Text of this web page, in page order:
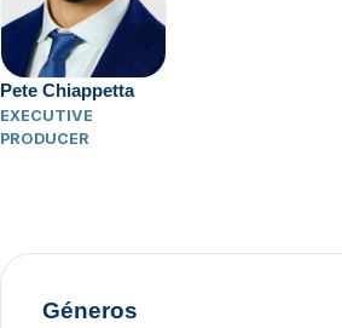
Pete Chiappetta
EXECUTIVE
PRODUCER
Géneros